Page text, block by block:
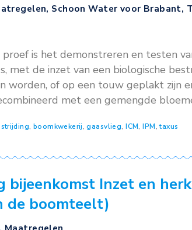
Water tip:
,Maatregelen ,Schoon Water
in taxus, met de inzet van een
kunnen worden, of op een
is gecombineerd met een
bestrijding